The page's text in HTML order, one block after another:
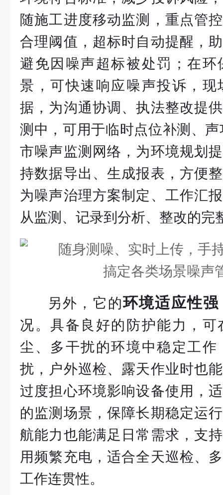
随施工进度移动监测，重点管
合理阈值，超标时自动提醒，
避免因噪声超标被处罚；在
景，可快速响应噪声投诉，现
据，为沟通协调、执法整改提
测中，可用于临时点位补测、
市噪声监测网络，为环境规划
持数据导出、生成报表，方便
为噪声治理方案制定、工作汇
从监测、记录到分析、整改的完
另外，它的环境适应性强
况。具备良好的防护能力，
尘、多干扰的环境中稳定工作
扰，户外巡检、露天作业时也
过度担心环境影响设备使用，
的监测场景，保障长期稳定运
航能力也能满足日常需求，支
用频繁充电，适合全天巡检、
工作连贯性。